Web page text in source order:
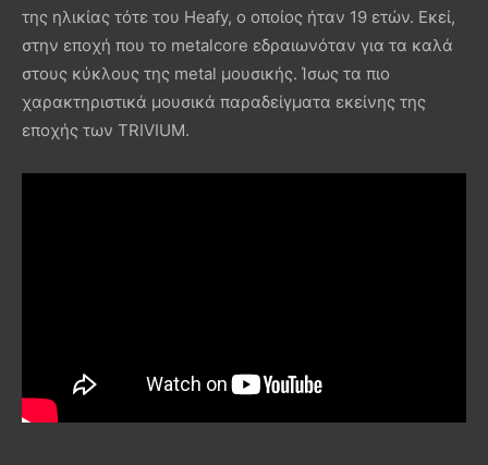
της ηλικίας τότε του Heafy, ο οποίος ήταν 19 ετών. Εκεί,
στην εποχή που το metalcore εδραιωνόταν για τα καλά
στους κύκλους της metal μουσικής. Ίσως τα πιο
χαρακτηριστικά μουσικά παραδείγματα εκείνης της
εποχής των TRIVIUM.